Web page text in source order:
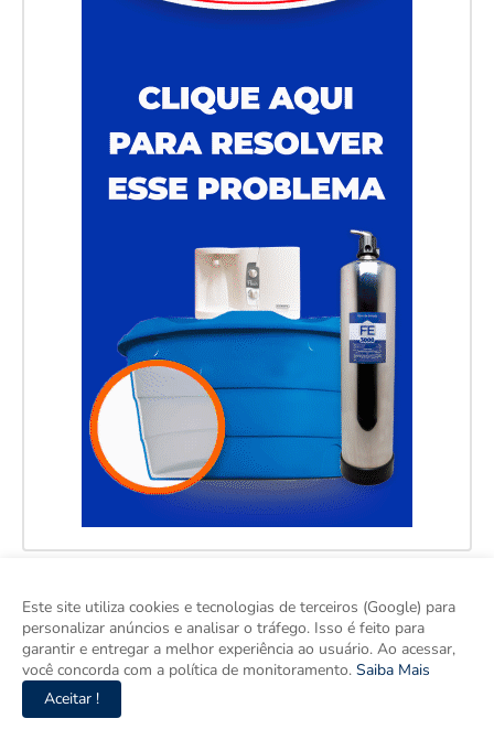
Este site utiliza cookies e tecnologias de terceiros (Google) para
personalizar anúncios e analisar o tráfego. Isso é feito para
garantir e entregar a melhor experiência ao usuário. Ao acessar,
você concorda com a política de monitoramento. Saiba Mais
Aceitar !